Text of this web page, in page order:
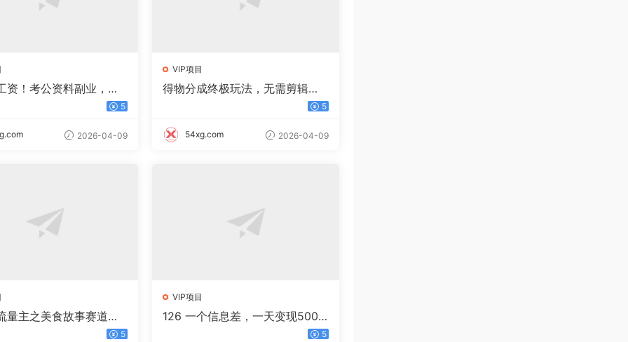
资！考公资料副业，一
5
2026-04-09
VIP项目
得物分成终极玩法，无需剪辑，
5
54xg.com 2026-04-09
量主之美食故事赛道，
互动，8天就能做出爆5
VIP项目
126 一个信息差，一天变现500
+，需求量大，复购强，无需任何
5